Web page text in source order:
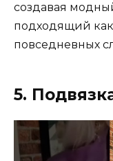
создавая
подходящий
повседневных
5.